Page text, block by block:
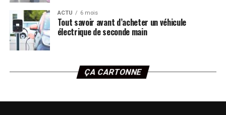
ACTU 6 mois
Tout savoir avant d’acheter un véhicule
électrique de seconde main
ÇA CARTONNE